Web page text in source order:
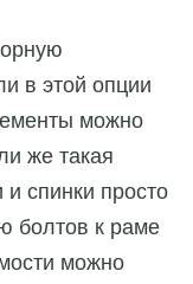
в этой опции
можно
же такая
и спинки просто
болтов к раме
можно